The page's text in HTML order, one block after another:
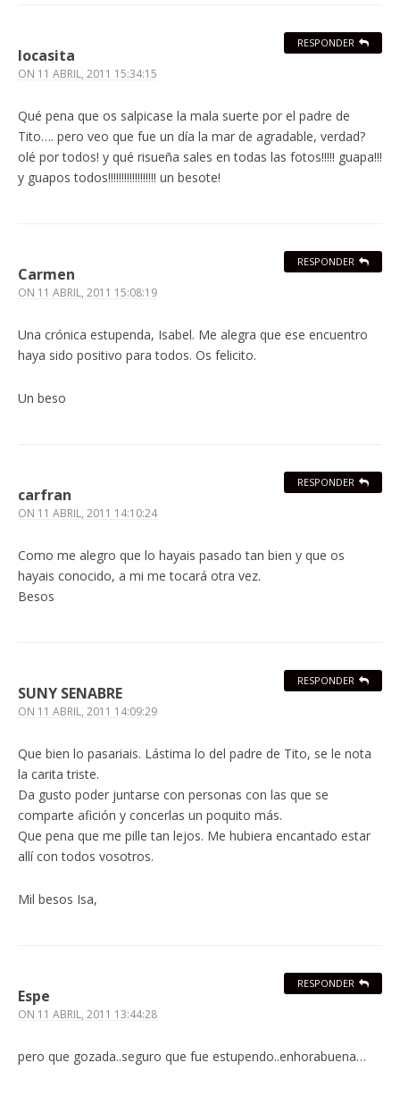
locasita
ON 11 ABRIL, 2011 15:34:15
Qué pena que os salpicase la mala suerte por el padre de
Tito…. pero veo que fue un día la mar de agradable, verdad?
olé por todos! y qué risueña sales en todas las fotos!!!!! guapa!!!
y guapos todos!!!!!!!!!!!!!!!!!! un besote!
RESPONDER
Carmen
ON 11 ABRIL, 2011 15:08:19
Una crónica estupenda, Isabel. Me alegra que ese encuentro
haya sido positivo para todos. Os felicito.
Un beso
RESPONDER
carfran
ON 11 ABRIL, 2011 14:10:24
Como me alegro que lo hayais pasado tan bien y que os
hayais conocido, a mi me tocará otra vez.
Besos
RESPONDER
SUNY SENABRE
ON 11 ABRIL, 2011 14:09:29
Que bien lo pasariais. Lástima lo del padre de Tito, se le nota
la carita triste.
Da gusto poder juntarse con personas con las que se
comparte afición y concerlas un poquito más.
Que pena que me pille tan lejos. Me hubiera encantado estar
allí con todos vosotros.
Mil besos Isa,
RESPONDER
Espe
ON 11 ABRIL, 2011 13:44:28
pero que gozada..seguro que fue estupendo..enhorabuena…
RESPONDER